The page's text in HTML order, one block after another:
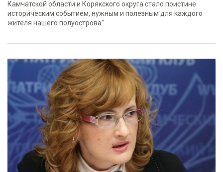
Камчатской области и Корякского округа стало поистине
историческим событием, нужным и полезным для каждого
жителя нашего полуострова"